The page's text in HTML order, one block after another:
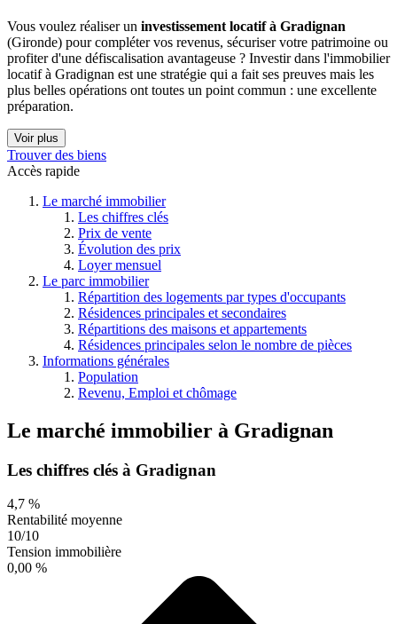
Vous voulez réaliser un investissement locatif à Gradignan
(Gironde) pour compléter vos revenus, sécuriser votre patrimoine ou
profiter d'une défiscalisation avantageuse ? Investir dans l'immobilier
locatif à Gradignan est une stratégie qui a fait ses preuves mais les
plus belles opérations ont toutes un point commun : une excellente
préparation.
Voir plus
Trouver des biens
Accès rapide
Le marché immobilier
Les chiffres clés
Prix de vente
Évolution des prix
Loyer mensuel
Le parc immobilier
Répartition des logements par types d'occupants
Résidences principales et secondaires
Répartitions des maisons et appartements
Résidences principales selon le nombre de pièces
Informations générales
Population
Revenu, Emploi et chômage
Le marché immobilier à Gradignan
Les chiffres clés à Gradignan
4,7 %
Rentabilité moyenne
10/10
Tension immobilière
0,00 %